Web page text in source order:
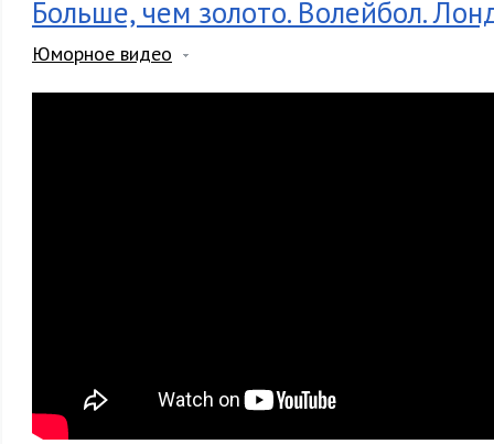
Больше, чем золото. Волейбол.
Юморное видео